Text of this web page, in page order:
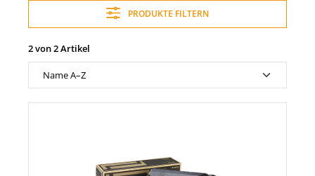
PRODUKTE FILTERN
2 von 2 Artikel